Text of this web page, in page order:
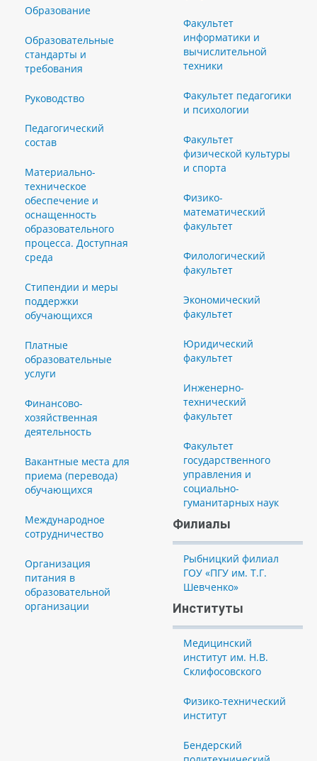
Образование
Образовательные
стандарты и
требования
Руководство
Педагогический
состав
Материально-
техническое
обеспечение и
оснащенность
образовательного
процесса. Доступная
среда
Стипендии и меры
поддержки
обучающихся
Платные
образовательные
услуги
Финансово-
хозяйственная
деятельность
Вакантные места для
приема (перевода)
обучающихся
Международное
сотрудничество
Организация
питания в
образовательной
организации
Факультет
информатики и
вычислительной
техники
Факультет педагогики
и психологии
Факультет
физической культуры
и спорта
Физико-
математический
факультет
Филологический
факультет
Экономический
факультет
Юридический
факультет
Инженерно-
технический
факультет
Факультет
государственного
управления и
социально-
гуманитарных наук
Филиалы
Рыбницкий филиал
ГОУ «ПГУ им. Т.Г.
Шевченко»
Институты
Медицинский
институт им. Н.В.
Склифосовского
Физико-технический
институт
Бендерский